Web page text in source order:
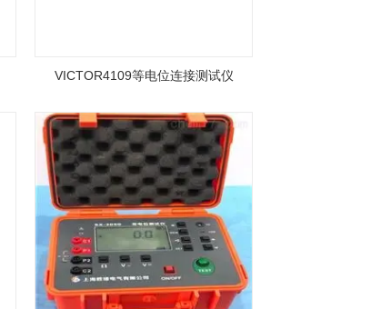
VICTOR4109等电位连接测试仪